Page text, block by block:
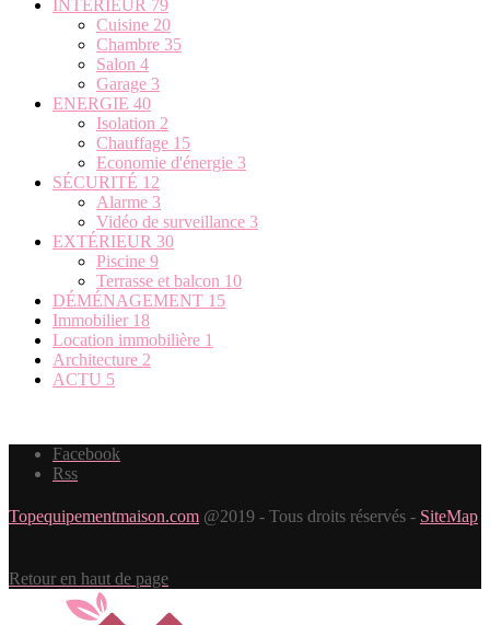
INTÉRIEUR 79
Cuisine 20
Chambre 35
Salon 4
Garage 3
ENERGIE 40
Isolation 2
Chauffage 15
Economie d'énergie 3
SÉCURITÉ 12
Alarme 3
Vidéo de surveillance 3
EXTÉRIEUR 30
Piscine 9
Terrasse et balcon 10
DÉMÉNAGEMENT 15
Immobilier 18
Location immobilière 1
Architecture 2
ACTU 5
Facebook
Rss
Topequipementmaison.com @2019 - Tous droits réservés - SiteMap
Retour en haut de page